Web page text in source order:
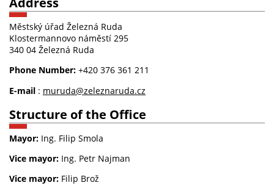
Městský úřad Železná Ruda
Klostermannovo náměstí 295
340 04 Železná Ruda
Phone Number: +420 376 361 211
E-mail : muruda@zeleznaruda.cz
Structure of the Office
Mayor: Ing. Filip Smola
Vice mayor: Ing. Petr Najman
Vice mayor: Filip Brož